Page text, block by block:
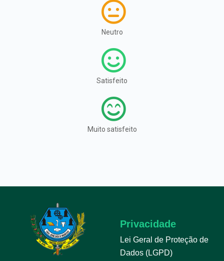
Neutro
Satisfeito
Muito satisfeito
Privacidade
Lei Geral de Proteção de
Dados (LGPD)